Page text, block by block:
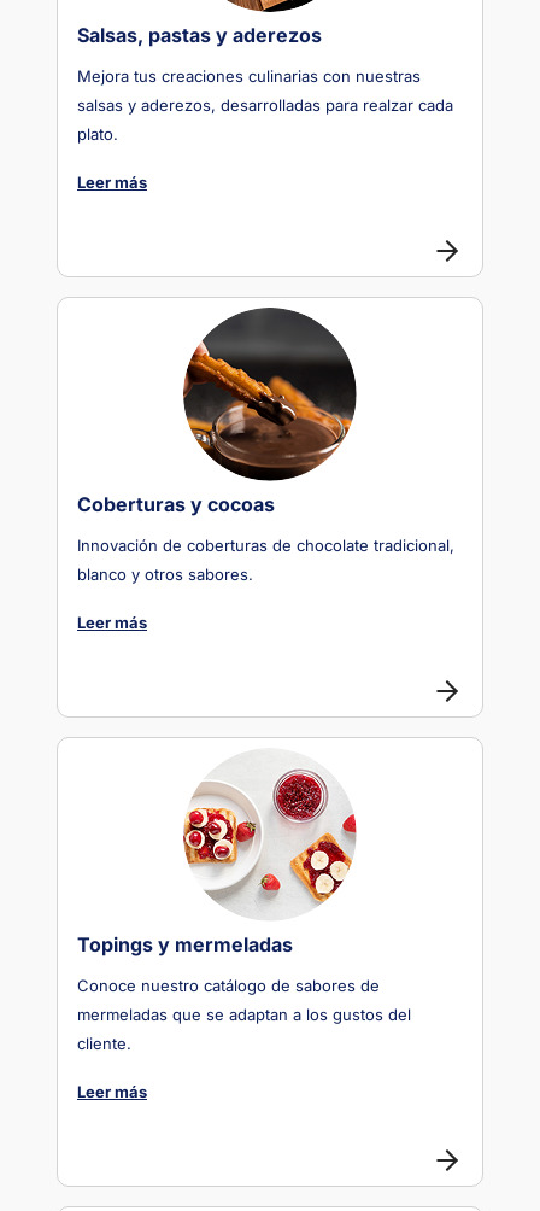
Salsas, pastas y aderezos
Mejora tus creaciones culinarias con nuestras
salsas y aderezos, desarrolladas para realzar cada
plato.
Leer más
Coberturas y cocoas
Innovación de coberturas de chocolate tradicional,
blanco y otros sabores.
Leer más
Topings y mermeladas
Conoce nuestro catálogo de sabores de
mermeladas que se adaptan a los gustos del
cliente.
Leer más